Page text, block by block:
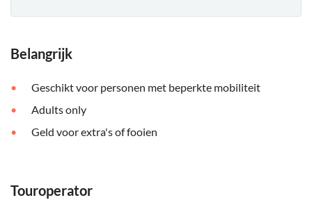
Belangrijk
Geschikt voor personen met beperkte mobiliteit
Adults only
Geld voor extra's of fooien
Touroperator